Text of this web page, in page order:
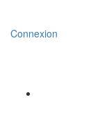
Connexion